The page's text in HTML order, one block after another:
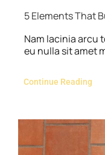
5 Elements That
Nam lacinia arcu
eu nulla sit amet
Continue Reading